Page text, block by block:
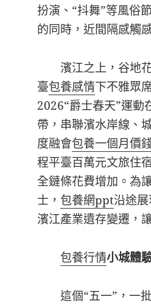
扮演、“抖舞”等風俗
的同時，近間隔感觸
濱江之上，谷地
臺包養感情下不雅眾
2026“爵士春天”運動
帶，串聯濱水岸線、
度融會包養一個月價
程平臺百萬元文旅住
全鏈條花費增加。為
士， 包養網ppt沿途
濱江產業遺存變遷，
包養行情小城體
這個“五一”，一